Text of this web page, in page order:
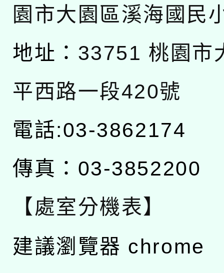
園市大園區溪海國民
地址： 33751 桃園市
平西路一段420號
電話:03-3862174
傳真：03-3852200
【處室分機表】
建議瀏覽器 chrome